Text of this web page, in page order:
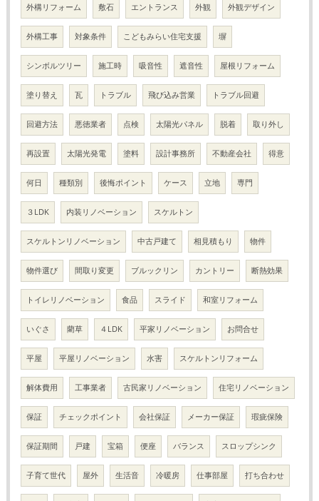
外構リフォーム 敷石 エントランス 外観 外観デザイン
外構工事 対象条件 こどもみらい住宅支援 塀
シンボルツリー 施工時 吸音性 遮音性 屋根リフォーム
塗り替え 瓦 トラブル 飛び込み営業 トラブル回避
回避方法 悪徳業者 点検 太陽光パネル 脱着 取り外し
再設置 太陽光発電 塗料 設計事務所 不動産会社 得意
何日 種類別 後悔ポイント ケース 立地 専門
３LDK 内装リノベーション スケルトン
スケルトンリノベーション 中古戸建て 相見積もり 物件
物件選び 間取り変更 ブルックリン カントリー 断熱効果
トイレリノベーション 食品 スライド 和室リフォーム
いぐさ 藺草 ４LDK 平家リノベーション お問合せ
平屋 平屋リノベーション 水害 スケルトンリフォーム
解体費用 工事業者 古民家リノベーション 住宅リノベーション
保証 チェックポイント 会社保証 メーカー保証 瑕疵保険
保証期間 戸建 宝箱 便座 バランス スロップシンク
子育て世代 屋外 生活音 冷暖房 仕事部屋 打ち合わせ